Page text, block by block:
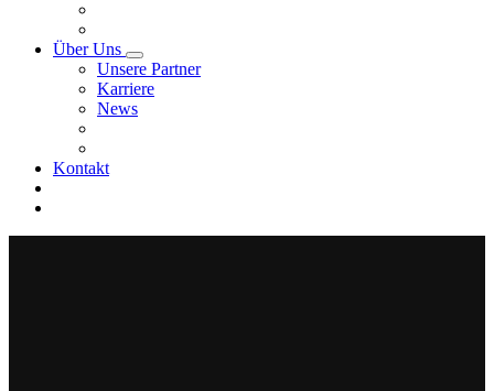
Über Uns
Unsere Partner
Karriere
News
Kontakt